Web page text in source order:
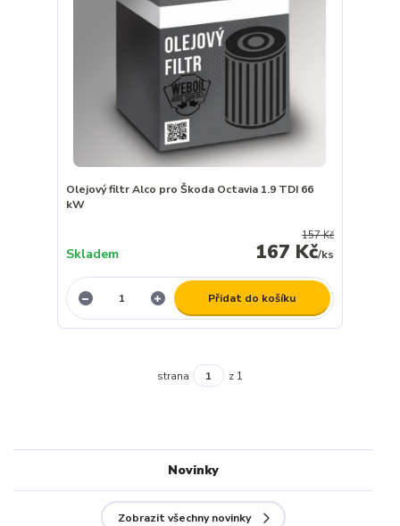
Olejový filtr Alco pro Škoda Octavia 1.9 TDI 66
kW
157 Kč
167 Kč/ks
Skladem
Přidat do košíku
strana z 1
Novinky
Zobrazit všechny novinky